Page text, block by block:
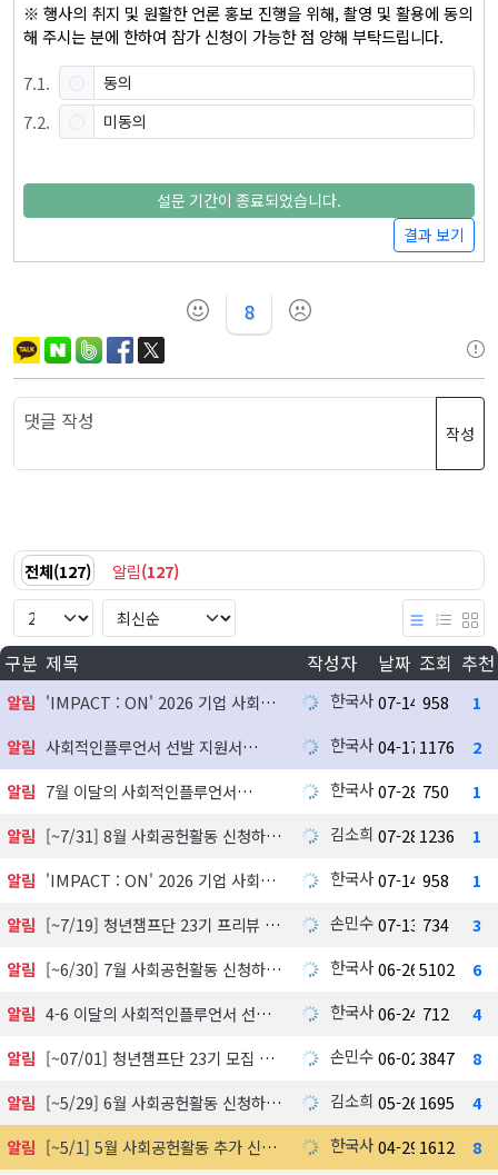
※ 행사의 취지 및 원활한 언론 홍보 진행을 위해, 촬영 및 활용에 동의
해 주시는 분에 한하여 참가 신청이 가능한 점 양해 부탁드립니다.
7.1. 동의
7.2. 미동의
설문 기간이 종료되었습니다.
결과 보기
8
작성
전체(127) 알림(127)
구분 제목 작성자 날짜 조회 추천
알림 'IMPACT : ON' 2026 기업 사회공헌 실천사례 발굴 지원사업 참여기업 모집 한국사회공헌협회
07-14 958
1
알림
사회적인플루언서 선발 지원서 한국사회공헌협회
04-17 1176
2
알림
7월 이달의 사회적인플루언서 한국사회공헌협회
07-28 750
1
알림
[~7/31] 8월 사회공헌활동 신청하기 김소희 07-28 1236
1
알림
'IMPACT : ON' 2026 기업 사회공헌 실천사례 발굴 지원사업 참여기업 모집 한국사회공헌협회
07-14 958
1
알림
[~7/19] 청년챔프단 23기 프리뷰 신청하기 손민수07-13 734
3
알림
[~6/30] 7월 사회공헌활동 신청하기 한국사회공헌협회
06-26 5102
6
알림
4-6 이달의 사회적인플루언서 선정 발표 한국사회공헌협회
06-24 712
4
알림
[~07/01] 청년챔프단 23기 모집 中 손민수06-02 3847
8
알림
[~5/29] 6월 사회공헌활동 신청하기 김소희 05-26 1695
4
알림
[~5/1] 5월 사회공헌활동 추가 신청하기 한국사회공헌협회
04-29 1612
8